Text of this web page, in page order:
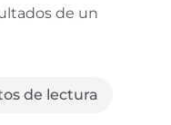
de un
de lectura